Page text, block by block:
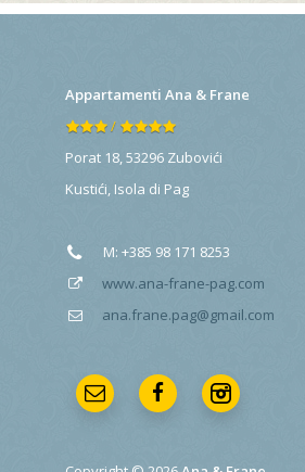
Appartamenti Ana & Frane
/
Porat 18, 53296 Zubovići
Kustići, Isola di Pag
M:+385 98 171 8253
www.ana-frane-pag.com
ana.frane.pag@gmail.com